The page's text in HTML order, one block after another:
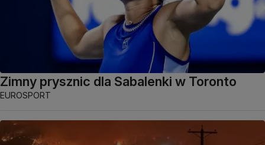
Zimny prysznic dla Sabalenki w Toronto
EUROSPORT